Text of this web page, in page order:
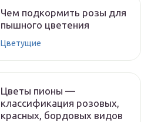
Чем подкормить розы для
пышного цветения
Цветущие
Цветы пионы —
классификация розовых,
красных, бордовых видов